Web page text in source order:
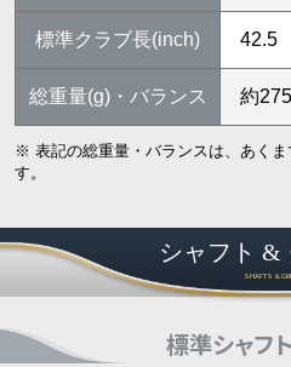
標準クラブ長(inch) 42.5
総重量(g)・バランス 約
※ 表記の総重量・バランスは、あく
す。
シャフト &
SHAFTS &
標準シャフ